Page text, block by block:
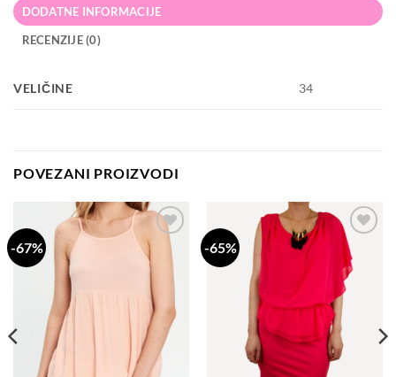
DODATNE INFORMACIJE
RECENZIJE (0)
VELIČINE 34
POVEZANI PROIZVODI
-67%
Dodaj
na
listu
želja
-65%
Dodaj
listu